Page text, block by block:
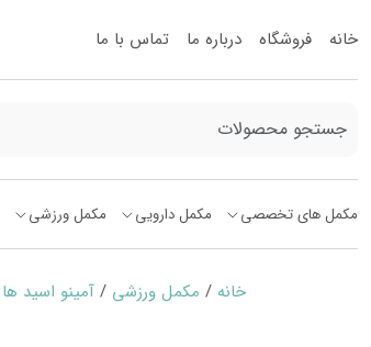
خانه فروشگاه درباره ما تماس با ما
مکمل های تخصصی مکمل دارویی مکمل ورزشی
خانه / مکمل ورزشی / آمینو اسید ها